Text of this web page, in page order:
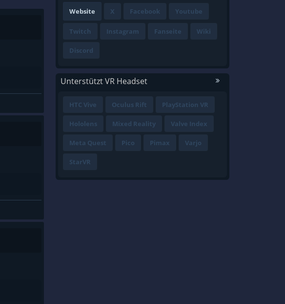
Website X Facebook Youtube
Twitch Instagram Fanseite Wiki
Discord
Unterstützt VR Headset
HTC Vive Oculus Rift PlayStation VR
Hololens Mixed Reality Valve Index
Meta Quest Pico Pimax Varjo
StarVR